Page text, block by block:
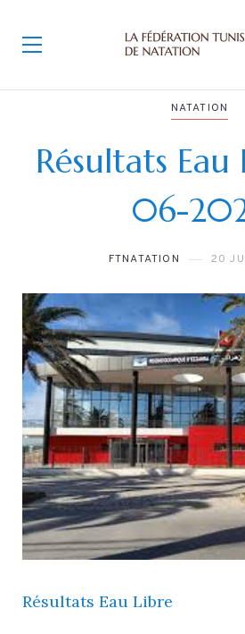
NATATION
Résultats Eau
06-
FTNATATION 20
Résultats Eau Libre